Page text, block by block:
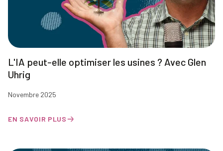
L'IA peut-elle optimiser les usines ? Avec Glen
Uhrig
Novembre 2025
EN SAVOIR PLUS